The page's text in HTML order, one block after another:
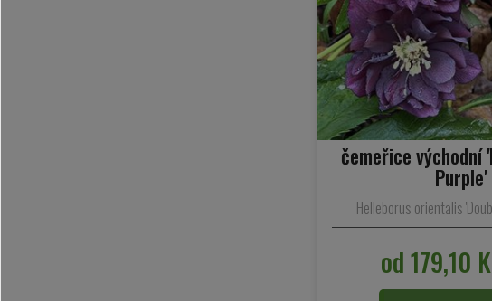
čemeřice východní
Purple'
Helleborus orientalis
od 179,10